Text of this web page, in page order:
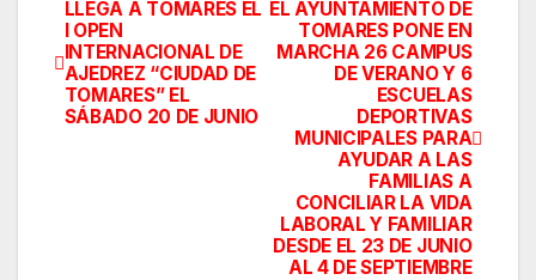
Navegación
de
entradas
EL AYUNTAMIENTO DE
TOMARES PONE EN
MARCHA 26 CAMPUS
DE VERANO Y 6
ESCUELAS
DEPORTIVAS
MUNICIPALES PARA
AYUDAR A LAS
FAMILIAS A
CONCILIAR LA VIDA
LABORAL Y FAMILIAR
DESDE EL 23 DE JUNIO
AL 4 DE SEPTIEMBRE
LLEGA A TOMARES EL
I OPEN
INTERNACIONAL DE
AJEDREZ “CIUDAD DE
TOMARES” EL
SÁBADO 20 DE JUNIO